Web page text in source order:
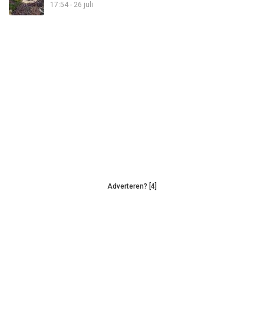
17:54 - 26 juli
Adverteren? [4]